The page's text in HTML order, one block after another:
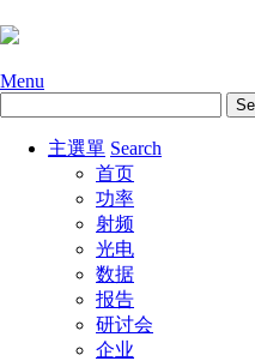
Menu
主選單 Search
首页
功率
射频
光电
数据
报告
研讨会
企业